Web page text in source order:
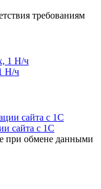
требованиям
Н/ч
сайта с 1С
при обмене данными